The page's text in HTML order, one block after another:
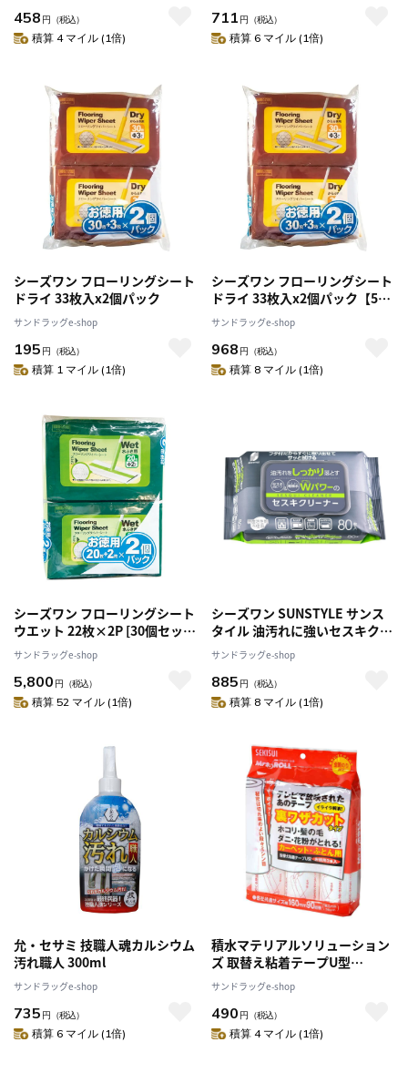
458 円 （税込）
積算 4 マイル (1倍)
711 円 （税込）
積算 6 マイル (1倍)
シーズワン フローリングシート
ドライ 33枚入x2個パック
サンドラッグe-shop
195 円 （税込）
積算 1 マイル (1倍)
シーズワン フローリングシート
ドライ 33枚入x2個パック【5個
セット】
サンドラッグe-shop
968 円 （税込）
積算 8 マイル (1倍)
シーズワン フローリングシート
ウエット 22枚×2P [30個セッ
ト]
サンドラッグe-shop
5,800 円 （税込）
積算 52 マイル (1倍)
シーズワン SUNSTYLE サンス
タイル 油汚れに強いセスキクリ
ーナー 80枚【3個セット】
サンドラッグe-shop
885 円 （税込）
積算 8 マイル (1倍)
允・セサミ 技職人魂カルシウム
汚れ職人 300ml
サンドラッグe-shop
735 円 （税込）
積算 6 マイル (1倍)
積水マテリアルソリューション
ズ 取替え粘着テープU型
J5UT3P
サンドラッグe-shop
490 円 （税込）
積算 4 マイル (1倍)